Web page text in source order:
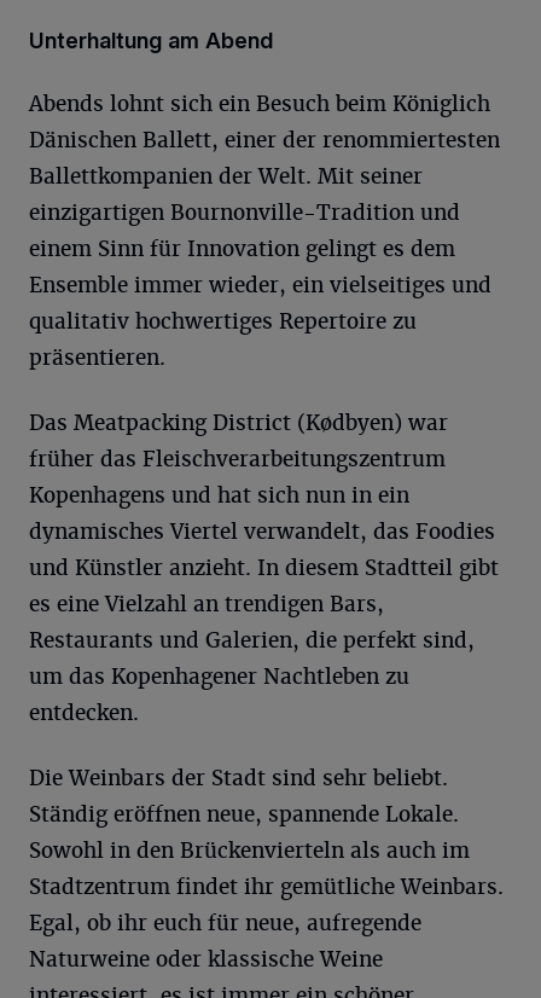
Unterhaltung am Abend
Abends lohnt sich ein Besuch beim Königlich
Dänischen Ballett, einer der renommiertesten
Ballettkompanien der Welt. Mit seiner
einzigartigen Bournonville-Tradition und
einem Sinn für Innovation gelingt es dem
Ensemble immer wieder, ein vielseitiges und
qualitativ hochwertiges Repertoire zu
präsentieren.
Das Meatpacking District (Kødbyen) war
früher das Fleischverarbeitungszentrum
Kopenhagens und hat sich nun in ein
dynamisches Viertel verwandelt, das Foodies
und Künstler anzieht. In diesem Stadtteil gibt
es eine Vielzahl an trendigen Bars,
Restaurants und Galerien, die perfekt sind,
um das Kopenhagener Nachtleben zu
entdecken.
Die Weinbars der Stadt sind sehr beliebt.
Ständig eröffnen neue, spannende Lokale.
Sowohl in den Brückenvierteln als auch im
Stadtzentrum findet ihr gemütliche Weinbars.
Egal, ob ihr euch für neue, aufregende
Naturweine oder klassische Weine